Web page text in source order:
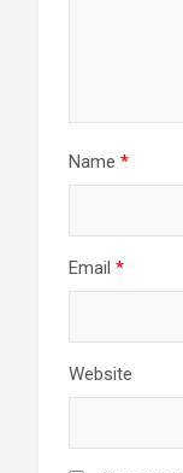
Name *
Email *
Website